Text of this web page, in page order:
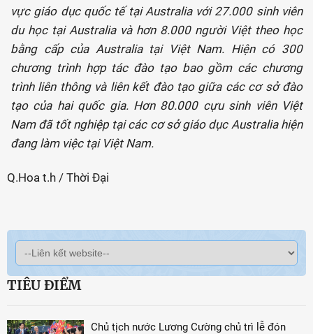
vực giáo dục quốc tế tại Australia với 27.000 sinh viên
du học tại Australia và hơn 8.000 người Việt theo học
bằng cấp của Australia tại Việt Nam. Hiện có 300
chương trình hợp tác đào tạo bao gồm các chương
trình liên thông và liên kết đào tạo giữa các cơ sở đào
tạo của hai quốc gia. Hơn 80.000 cựu sinh viên Việt
Nam đã tốt nghiệp tại các cơ sở giáo dục Australia hiện
đang làm việc tại Việt Nam.
Q.Hoa t.h / Thời Đại
TIÊU ĐIỂM
Chủ tịch nước Lương Cường chủ trì lễ đón